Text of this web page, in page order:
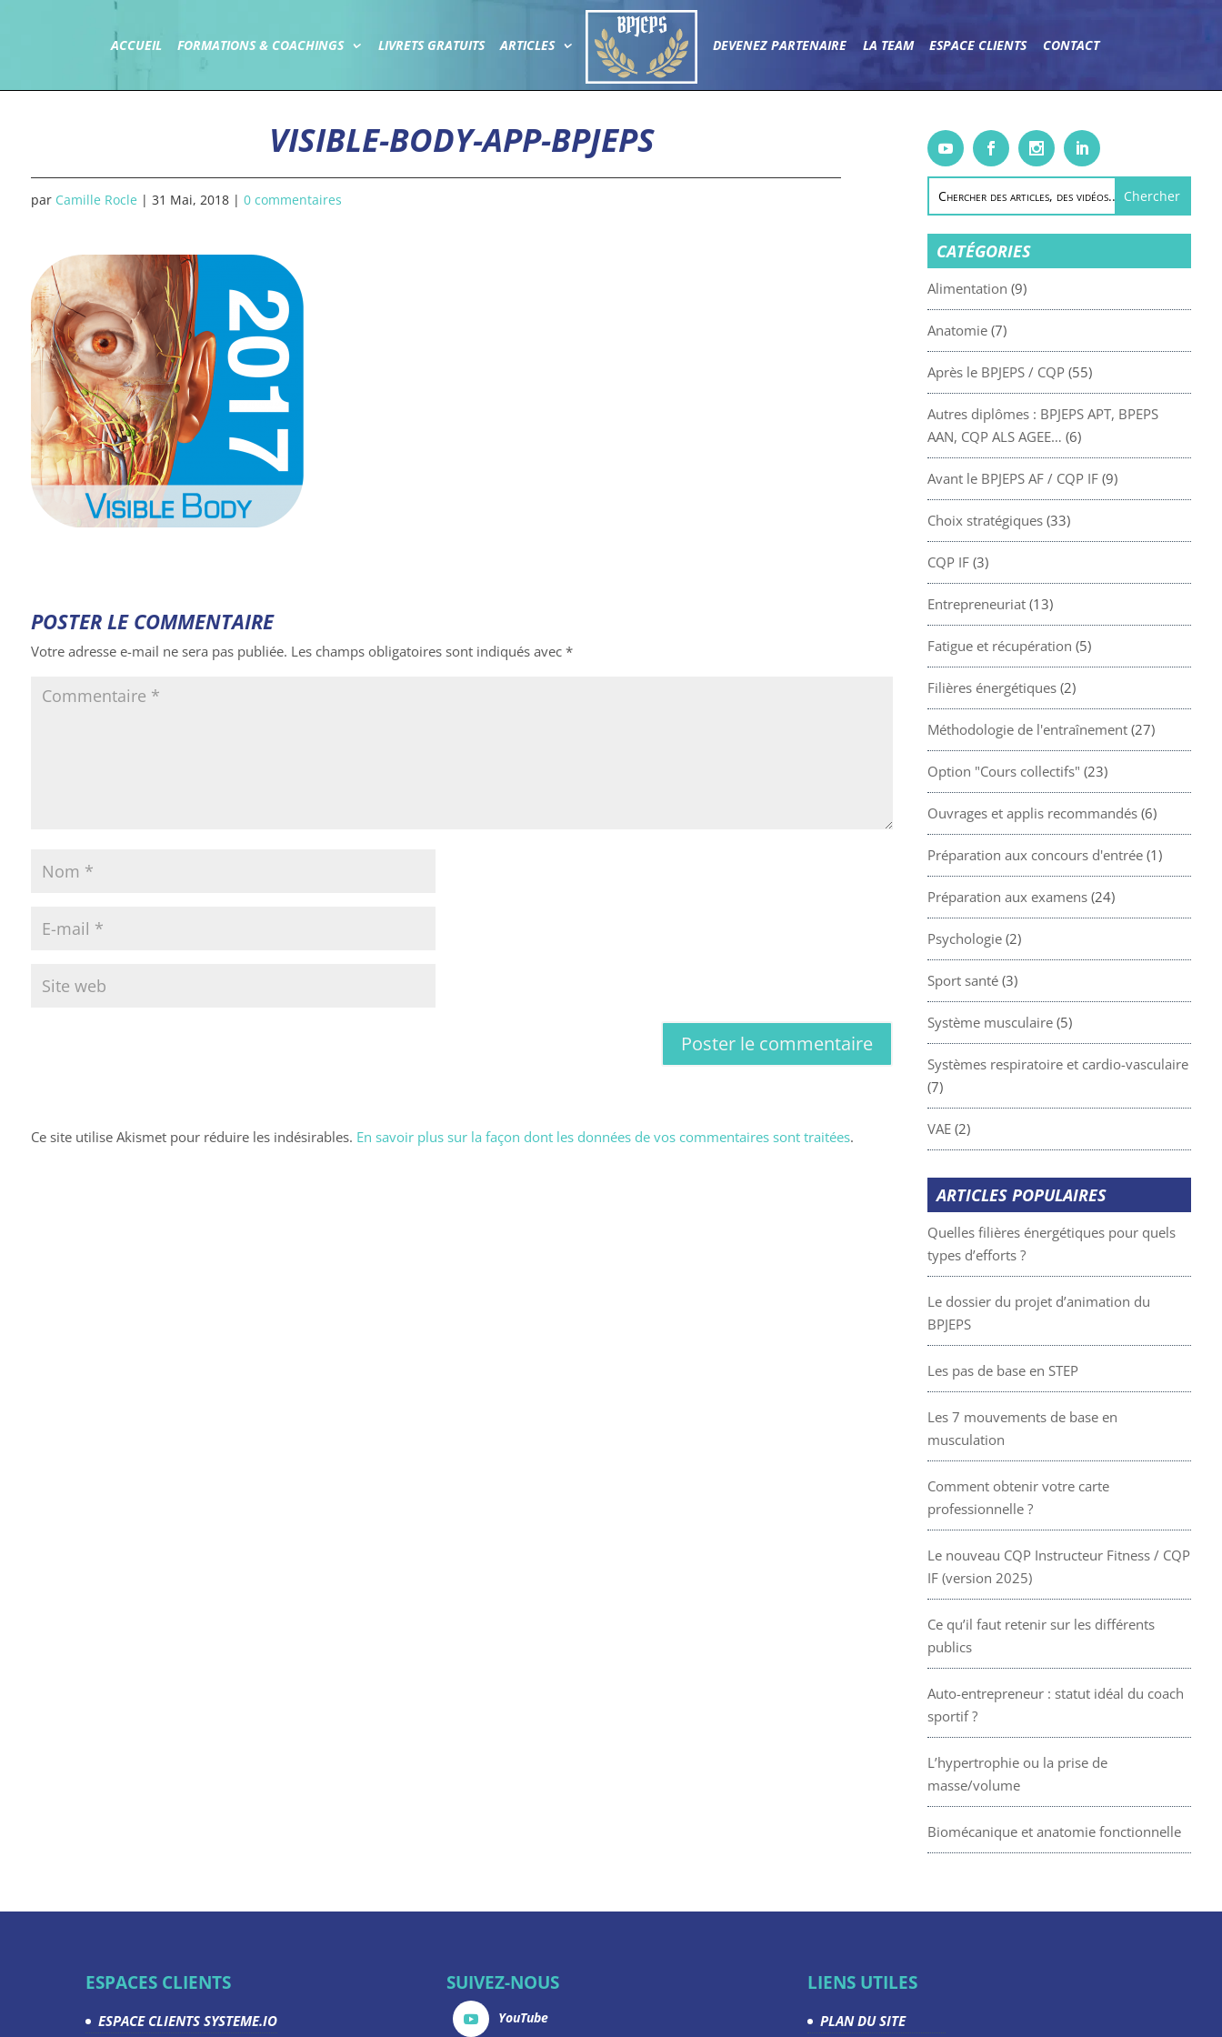
ACCUEIL FORMATIONS & COACHINGS LIVRETS GRATUITS ARTICLES DEVENEZ PARTENAIRE LA TEAM ESPACE CLIENTS CONTACT
VISIBLE-BODY-APP-BPJEPS
par Camille Rocle | 31 Mai, 2018| 0 commentaires
POSTER LE COMMENTAIRE
Votre adresse e-mail ne sera pas publiée. Les champs obligatoires sont indiqués avec *
Ce site utilise Akismet pour réduire les indésirables. En savoir plus sur la façon dont les données de vos commentaires sont traitées.
CATÉGORIES
Alimentation (9)
Anatomie(7)
Après le BPJEPS / CQP(55)
Autres diplômes : BPJEPS APT, BPEPS
AAN, CQP ALS AGEE… (6)
Avant le BPJEPS AF / CQP IF(9)
Choix stratégiques(33)
CQP IF(3)
Entrepreneuriat(13)
Fatigue et récupération (5)
Filières énergétiques(2)
Méthodologie de l'entraînement(27)
Option "Cours collectifs" (23)
Ouvrages et applis recommandés(6)
Préparation aux concours d'entrée(1)
Préparation aux examens(24)
Psychologie(2)
Sport santé(3)
Système musculaire(5)
Systèmes respiratoire et cardio-vasculaire
(7)
VAE(2)
ARTICLES POPULAIRES
Quelles filières énergétiques pour quels
types d’efforts ?
Le dossier du projet d’animation du
BPJEPS
Les pas de base en STEP
Les 7 mouvements de base en
musculation
Comment obtenir votre carte
professionnelle ?
Le nouveau CQP Instructeur Fitness / CQP
IF (version 2025)
Ce qu’il faut retenir sur les différents
publics
Auto-entrepreneur : statut idéal du coach
sportif ?
L’hypertrophie ou la prise de
masse/volume
Biomécanique et anatomie fonctionnelle
ESPACES CLIENTS
ESPACE CLIENTS SYSTEME.IO
SUIVEZ-NOUS
YouTube
LIENS UTILES
PLAN DU SITE